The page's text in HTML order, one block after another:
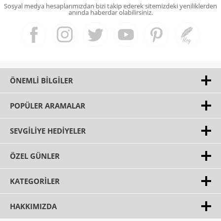
Sosyal medya hesaplarımızdan bizi takip ederek sitemizdeki yeniliklerden
anında haberdar olabilirsiniz.
ÖNEMLI BILGILER
POPÜLER ARAMALAR
SEVGILIYE HEDIYELER
ÖZEL GÜNLER
KATEGORILER
HAKKIMIZDA